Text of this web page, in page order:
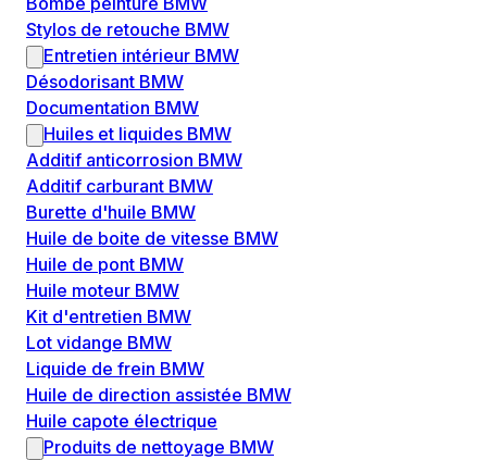
Stylos de retouche BMW
Entretien intérieur BMW
Désodorisant BMW
Documentation BMW
Huiles et liquides BMW
Additif anticorrosion BMW
Additif carburant BMW
Burette d'huile BMW
Huile de boite de vitesse BMW
Huile de pont BMW
Huile moteur BMW
Kit d'entretien BMW
Lot vidange BMW
Liquide de frein BMW
Huile de direction assistée BMW
Huile capote électrique
Produits de nettoyage BMW